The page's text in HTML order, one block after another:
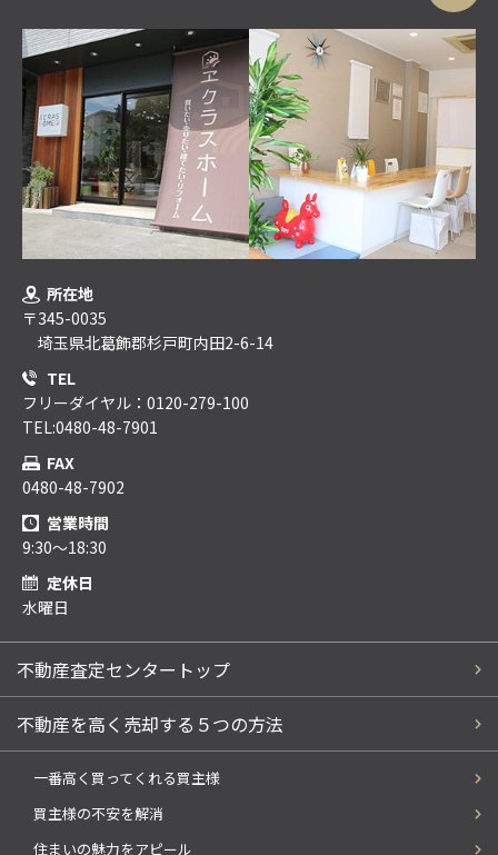
所在地
〒345-0035
埼玉県北葛飾郡杉戸町内田2-6-14
TEL
フリーダイヤル：0120-279-100
TEL:0480-48-7901
FAX
0480-48-7902
営業時間
9:30～18:30
定休日
水曜日
不動産査定センタートップ
不動産を高く売却する５つの方法
一番高く買ってくれる買主様
買主様の不安を解消
住まいの魅力をアピール